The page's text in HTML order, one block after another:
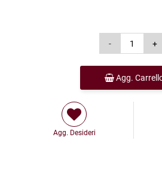
Agg.
Agg. Desideri